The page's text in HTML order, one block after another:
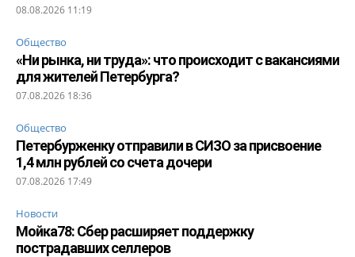
08.08.2026 11:19
Общество
«Ни рынка, ни труда»: что происходит с вакансиями
для жителей Петербурга?
07.08.2026 18:36
Общество
Петербурженку отправили в СИЗО за присвоение
1,4 млн рублей со счета дочери
07.08.2026 17:49
Новости
Мойка78: Сбер расширяет поддержку
пострадавших селлеров